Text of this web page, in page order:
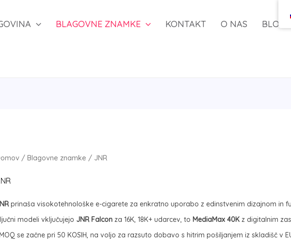
BLAGOVNE ZNAMKE KONTAKT O NAS BLOG
/ Blagovne znamke / JNR
prinaša visokotehnološke e-cigarete za enkratno uporabo z edinstvenim dizajnom in
modeli vključujejo JNR Falconza 16K, 18K+ udarcev, to MediaMax 40Kz digitalnim
se začne pri 50 KOSIH, na voljo za razsuto dobavo s hitrim pošiljanjem iz skladišč v